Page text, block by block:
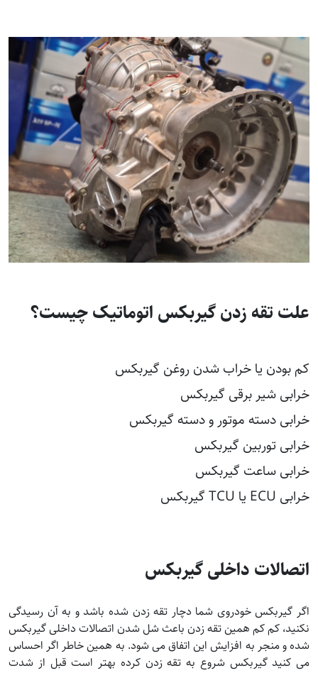
علت تقه زدن گیربکس اتوماتیک چیست؟
کم بودن یا خراب شدن روغن گیربکس
خرابی شیر برقی گیربکس
خرابی دسته موتور و دسته گیربکس
خرابی توربین گیربکس
خرابی ساعت گیربکس
خرابی ECU یا TCU گیربکس
اتصالات داخلی گیربکس
اگر گیربکس خودروی شما دچار تقه زدن شده باشد و به آن رسیدگی
نکنید، کم کم همین تقه زدن باعث شل شدن اتصالات داخلی گیربکس
شده و منجر به افزایش این اتفاق می شود. به همین خاطر اگر احساس
می کنید گیربکس شروع به تقه زدن کرده بهتر است قبل از شدت